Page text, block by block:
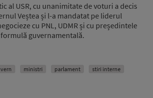
al USR, cu unanimitate de voturi a decis
Veștea și l-a mandatat pe liderul
cu PNL, UDMR și cu președintele
guvernamentală.
ministri parlament stiri interne